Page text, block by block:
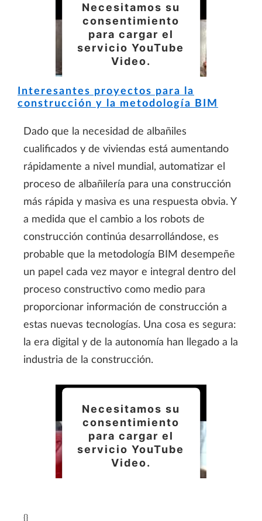
Necesitamos su
consentimiento
para cargar el
servicio YouTube
Video.
Utilizamos un servicio
de terceros para
incrustar contenido de
vídeo que puede
recopilar datos sobre
su actividad. Le
rogamos que revise los
detalles y acepte el
servicio para ver este
vídeo.
Más información
Aceptar
Interesantes proyectos para la
construcción y la metodología BIM
Dado que la necesidad de albañiles
cualificados y de viviendas está aumentando
rápidamente a nivel mundial, automatizar el
proceso de albañilería para una construcción
más rápida y masiva es una respuesta obvia. Y
a medida que el cambio a los robots de
construcción continúa desarrollándose, es
probable que la metodología BIM desempeñe
un papel cada vez mayor e integral dentro del
proceso constructivo como medio para
proporcionar información de construcción a
estas nuevas tecnologías. Una cosa es segura:
la era digital y de la autonomía han llegado a la
industria de la construcción.
Necesitamos su
consentimiento
para cargar el
servicio YouTube
Video.
{}